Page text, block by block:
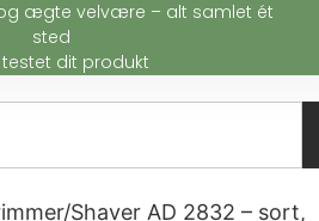
ægte velvære – alt samlet ét
sted
testet dit produkt
Shaver AD 2832 – sort,